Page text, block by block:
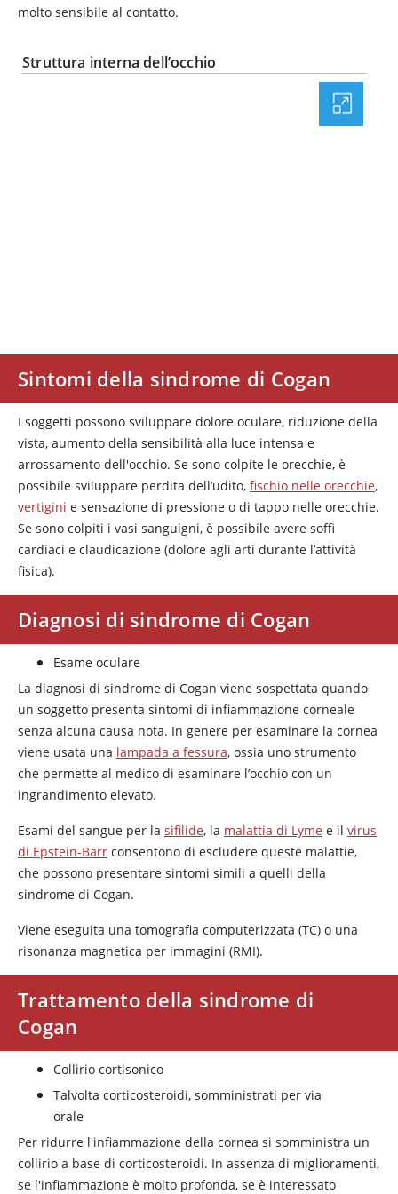
molto sensibile al contatto.
Struttura interna dell’occhio
Sintomi della sindrome di Cogan
I soggetti possono sviluppare dolore oculare, riduzione della
vista, aumento della sensibilità alla luce intensa e
arrossamento dell'occhio. Se sono colpite le orecchie, è
possibile sviluppare perdita dell’udito, fischio nelle orecchie,
vertigini e sensazione di pressione o di tappo nelle orecchie.
Se sono colpiti i vasi sanguigni, è possibile avere soffi
cardiaci e claudicazione (dolore agli arti durante l’attività
fisica).
Diagnosi di sindrome di Cogan
Esame oculare
La diagnosi di sindrome di Cogan viene sospettata quando
un soggetto presenta sintomi di infiammazione corneale
senza alcuna causa nota. In genere per esaminare la cornea
viene usata una lampada a fessura, ossia uno strumento
che permette al medico di esaminare l’occhio con un
ingrandimento elevato.
Esami del sangue per la sifilide, la malattia di Lyme e il virus
di Epstein-Barr consentono di escludere queste malattie,
che possono presentare sintomi simili a quelli della
sindrome di Cogan.
Viene eseguita una tomografia computerizzata (TC) o una
risonanza magnetica per immagini (RMI).
Trattamento della sindrome di
Cogan
Collirio cortisonico
Talvolta corticosteroidi, somministrati per via
orale
Per ridurre l'infiammazione della cornea si somministra un
collirio a base di corticosteroidi. In assenza di miglioramenti,
se l'infiammazione è molto profonda, se è interessato